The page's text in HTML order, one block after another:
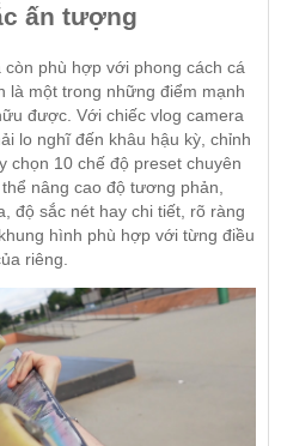
ấn tượng
phù hợp với phong cách cá
là một trong những điểm mạnh
được. Với chiếc vlog camera
lo nghĩ đến khâu hậu kỳ, chỉnh
chọn 10 chế độ preset chuyên
nâng cao độ tương phản,
độ sắc nét hay chi tiết, rõ ràng
hình phù hợp với từng điều
riêng.